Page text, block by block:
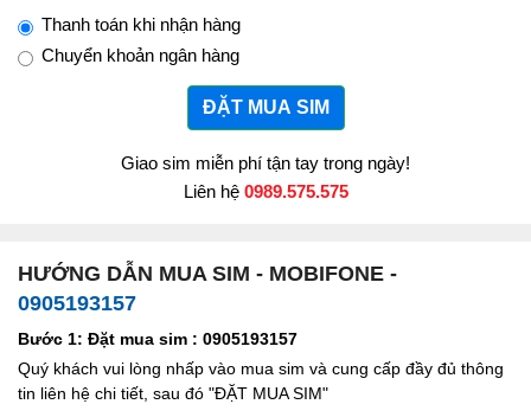
Thanh toán khi nhận hàng
Chuyển khoản ngân hàng
ĐẶT MUA SIM
Giao sim miễn phí tận tay trong ngày!
Liên hệ 0989.575.575
HƯỚNG DẪN MUA SIM - MOBIFONE -
0905193157
Bước 1: Đặt mua sim : 0905193157
Quý khách vui lòng nhấp vào mua sim và cung cấp đầy đủ thông
tin liên hệ chi tiết, sau đó "ĐẶT MUA SIM"